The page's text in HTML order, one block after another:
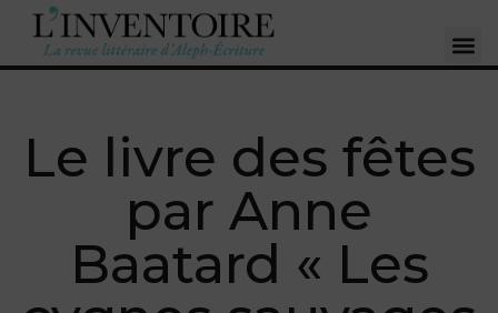
Le livre des fêtes
par Anne
Baatard « Les